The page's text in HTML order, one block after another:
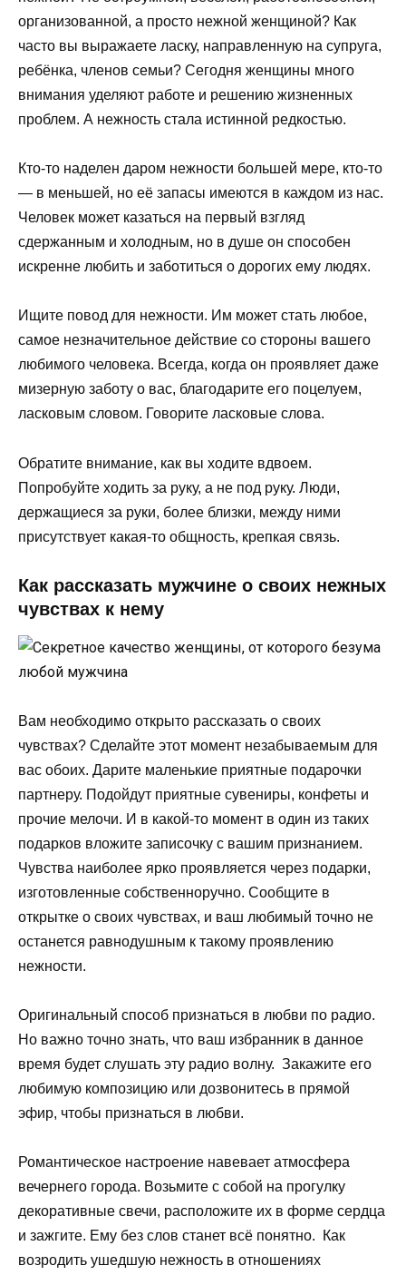
организованной, а просто нежной женщиной? Как
часто вы выражаете ласку, направленную на супруга,
ребёнка, членов семьи? Сегодня женщины много
внимания уделяют работе и решению жизненных
проблем. А нежность стала истинной редкостью.
Кто-то наделен даром нежности большей мере, кто-то
— в меньшей, но её запасы имеются в каждом из нас.
Человек может казаться на первый взгляд
сдержанным и холодным, но в душе он способен
искренне любить и заботиться о дорогих ему людях.
Ищите повод для нежности. Им может стать любое,
самое незначительное действие со стороны вашего
любимого человека. Всегда, когда он проявляет даже
мизерную заботу о вас, благодарите его поцелуем,
ласковым словом. Говорите ласковые слова.
Обратите внимание, как вы ходите вдвоем.
Попробуйте ходить за руку, а не под руку. Люди,
держащиеся за руки, более близки, между ними
присутствует какая-то общность, крепкая связь.
Как рассказать мужчине о своих нежных
чувствах к нему
Вам необходимо открыто рассказать о своих
чувствах? Сделайте этот момент незабываемым для
вас обоих. Дарите маленькие приятные подарочки
партнеру. Подойдут приятные сувениры, конфеты и
прочие мелочи. И в какой-то момент в один из таких
подарков вложите записочку с вашим признанием.
Чувства наиболее ярко проявляется через подарки,
изготовленные собственноручно. Сообщите в
открытке о своих чувствах, и ваш любимый точно не
останется равнодушным к такому проявлению
нежности.
Оригинальный способ признаться в любви по радио.
Но важно точно знать, что ваш избранник в данное
время будет слушать эту радио волну. Закажите его
любимую композицию или дозвонитесь в прямой
эфир, чтобы признаться в любви.
Романтическое настроение навевает атмосфера
вечернего города. Возьмите с собой на прогулку
декоративные свечи, расположите их в форме сердца
и зажгите. Ему без слов станет всё понятно. Как
возродить ушедшую нежность в отношениях